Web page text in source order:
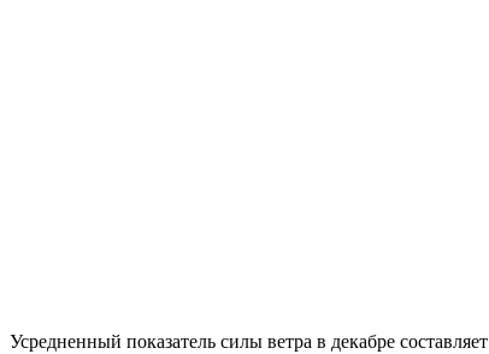
Усредненный показатель силы ветра в декабре составляет